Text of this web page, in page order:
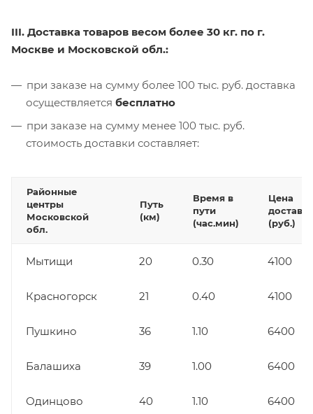
III. Доставка товаров весом более 30 кг. по г.
Москве и Московской обл.:
при заказе на сумму более 100 тыс. руб. доставка
осуществляется бесплатно
при заказе на сумму менее 100 тыс. руб.
стоимость доставки составляет:
Районные
центры
Московской
обл.
Путь
(км)
Время в
пути
(час.мин)
Цена
(руб.)
Мытищи 20 0.30 4100
Красногорск 21 0.40 4100
Пушкино 36 1.10 6400
Балашиха 39 1.00 6400
Одинцово 40 1.10 6400